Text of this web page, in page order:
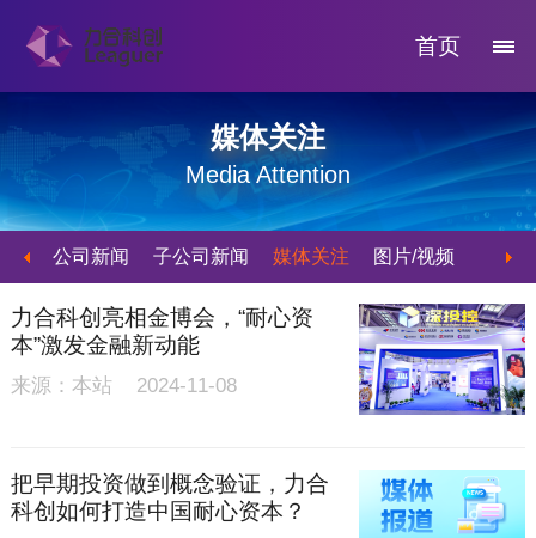
首页
媒体关注
Media Attention
公司新闻 子公司新闻 媒体关注 图片/视频
力合科创亮相金博会，“耐心资
本”激发金融新动能
来源：本站 2024-11-08
把早期投资做到概念验证，力合
科创如何打造中国耐心资本？